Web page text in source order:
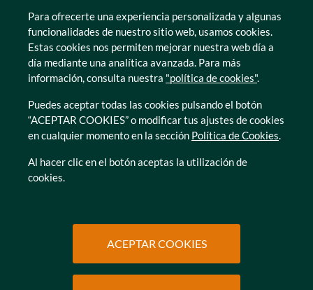
domicilio con la atención en nuestras residencias
de mayores
Para ofrecerte una experiencia personalizada y algunas
funcionalidades de nuestro sitio web, usamos cookies.
Estas cookies nos permiten mejorar nuestra web día a
día mediante una analítica avanzada. Para más
información, consulta nuestra "política de cookies".
Puedes aceptar todas las cookies pulsando el botón
“ACEPTAR COOKIES” o modificar tus ajustes de cookies
en cualquier momento en la sección Política de Cookies.
Al hacer clic en el botón aceptas la utilización de
cookies.
ACEPTAR COOKIES